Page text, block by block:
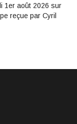
1er août 2026 sur
reçue par Cyril